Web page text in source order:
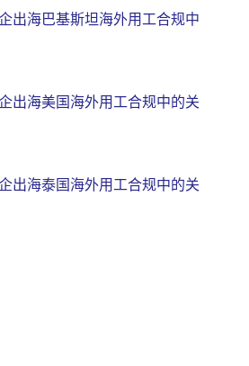
出海巴基斯坦海外用工合规中
出海美国海外用工合规中的关
出海泰国海外用工合规中的关